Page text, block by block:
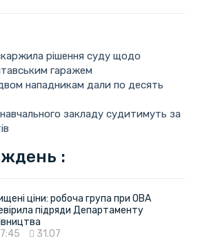
рішення суду щодо
гаражем
нападникам дали по десять
закладу судитимуть за
:
ціни: робоча група при ОВА
підряди Департаменту
31.07